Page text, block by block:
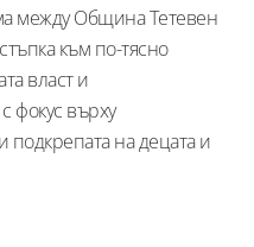
между Община Тетевен
към по-тясно
власт и
фокус върху
подкрепата на децата и